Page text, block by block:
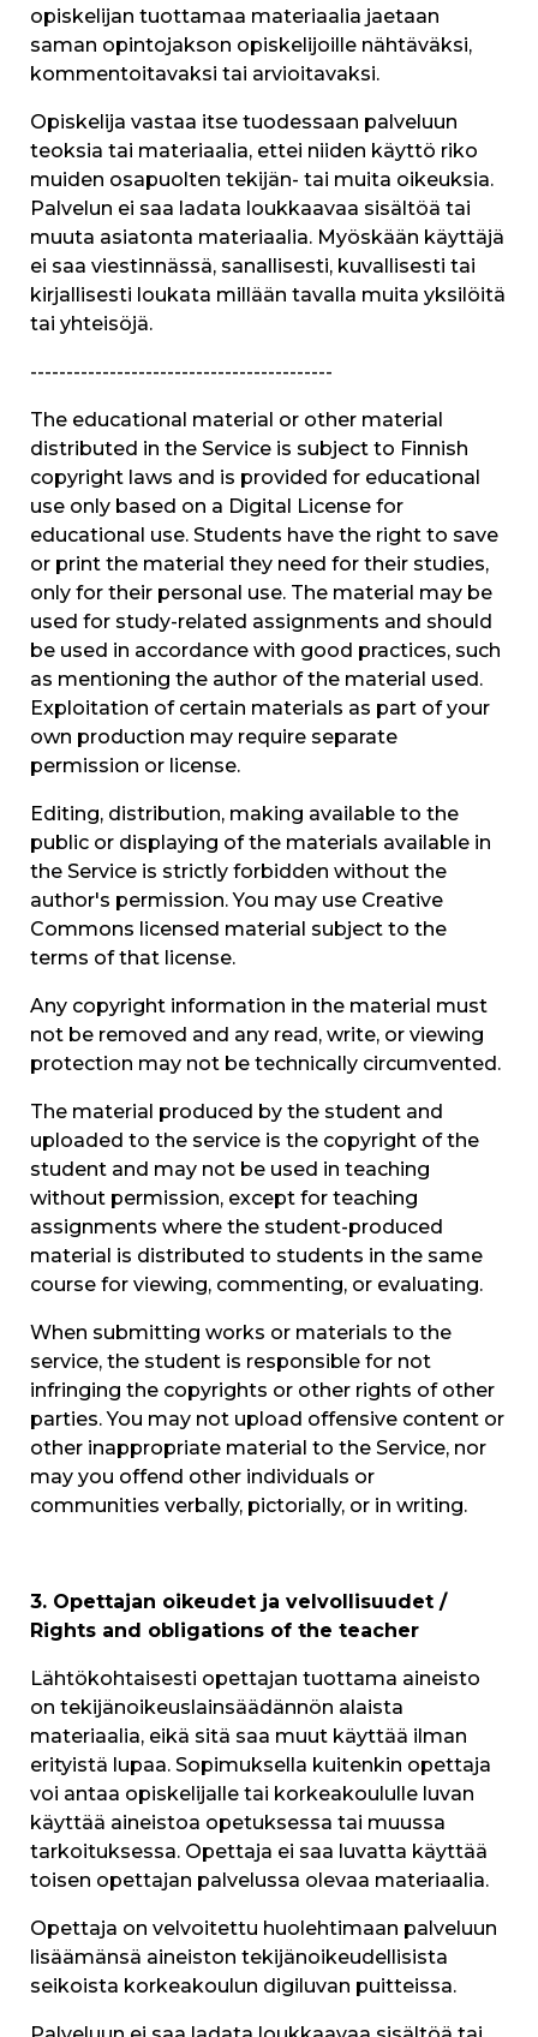
opiskelijan tuottamaa materiaalia jaetaan
saman opintojakson opiskelijoille nähtäväksi,
kommentoitavaksi tai arvioitavaksi.
Opiskelija vastaa itse tuodessaan palveluun
teoksia tai materiaalia, ettei niiden käyttö riko
muiden osapuolten tekijän- tai muita oikeuksia.
Palvelun ei saa ladata loukkaavaa sisältöä tai
muuta asiatonta materiaalia. Myöskään käyttäjä
ei saa viestinnässä, sanallisesti, kuvallisesti tai
kirjallisesti loukata millään tavalla muita yksilöitä
tai yhteisöjä.
------------------------------------------
The educational material or other material
distributed in the Service is subject to Finnish
copyright laws and is provided for educational
use only based on a Digital License for
educational use. Students have the right to save
or print the material they need for their studies,
only for their personal use. The material may be
used for study-related assignments and should
be used in accordance with good practices, such
as mentioning the author of the material used.
Exploitation of certain materials as part of your
own production may require separate
permission or license.
Editing, distribution, making available to the
public or displaying of the materials available in
the Service is strictly forbidden without the
author's permission. You may use Creative
Commons licensed material subject to the
terms of that license.
Any copyright information in the material must
not be removed and any read, write, or viewing
protection may not be technically circumvented.
The material produced by the student and
uploaded to the service is the copyright of the
student and may not be used in teaching
without permission, except for teaching
assignments where the student-produced
material is distributed to students in the same
course for viewing, commenting, or evaluating.
When submitting works or materials to the
service, the student is responsible for not
infringing the copyrights or other rights of other
parties. You may not upload offensive content or
other inappropriate material to the Service, nor
may you offend other individuals or
communities verbally, pictorially, or in writing.
3. Opettajan oikeudet ja velvollisuudet /
Rights and obligations of the teacher
Lähtökohtaisesti opettajan tuottama aineisto
on tekijänoikeuslainsäädännön alaista
materiaalia, eikä sitä saa muut käyttää ilman
erityistä lupaa. Sopimuksella kuitenkin opettaja
voi antaa opiskelijalle tai korkeakoululle luvan
käyttää aineistoa opetuksessa tai muussa
tarkoituksessa. Opettaja ei saa luvatta käyttää
toisen opettajan palvelussa olevaa materiaalia.
Opettaja on velvoitettu huolehtimaan palveluun
lisäämänsä aineiston tekijänoikeudellisista
seikoista korkeakoulun digiluvan puitteissa.